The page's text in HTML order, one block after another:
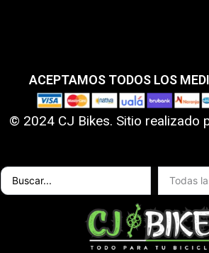
ACEPTAMOS TODOS LOS
© 2024 CJ Bikes. Sitio realizado
Search
...